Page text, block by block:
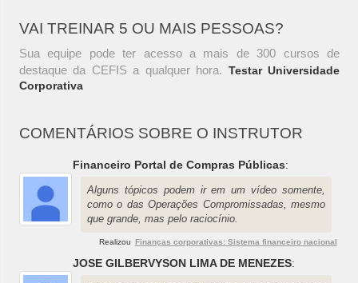
VAI TREINAR 5 OU MAIS PESSOAS?
Sua equipe pode ter acesso a mais de 300 cursos de
destaque da CEFIS a qualquer hora. Testar Universidade
Corporativa
COMENTÁRIOS SOBRE O INSTRUTOR
Financeiro Portal de Compras Públicas:
Alguns tópicos podem ir em um vídeo somente,
como o das Operações Compromissadas, mesmo
que grande, mas pelo raciocínio.
Realizou Finanças corporativas: Sistema financeiro nacional
JOSE GILBERVYSON LIMA DE MENEZES: